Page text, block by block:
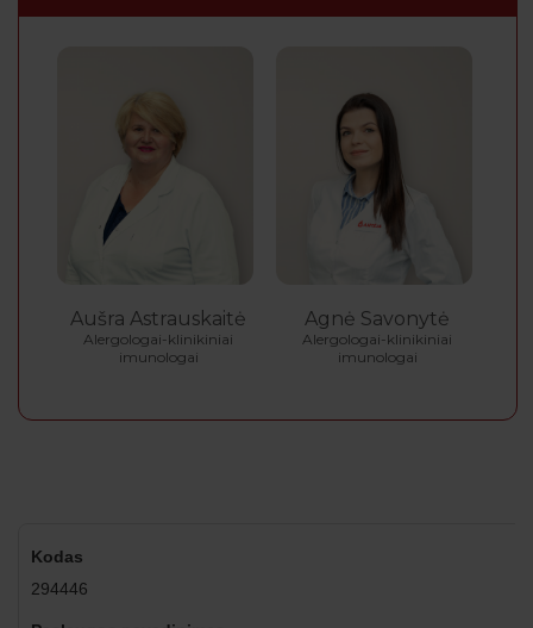
Aušra Astrauskaitė
Alergologai-klinikiniai
imunologai
Agnė Savonytė
Alergologai-klinikiniai
imunologai
294446